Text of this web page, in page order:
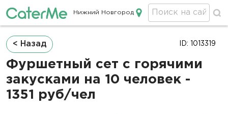
Кейтеринг в Нижнем Новгороде
Нижний Новгород
Строка
навигации
< Назад
Фуршетный сет с горячими
закусками на 10 человек -
1351 руб/чел
ID: 1013319